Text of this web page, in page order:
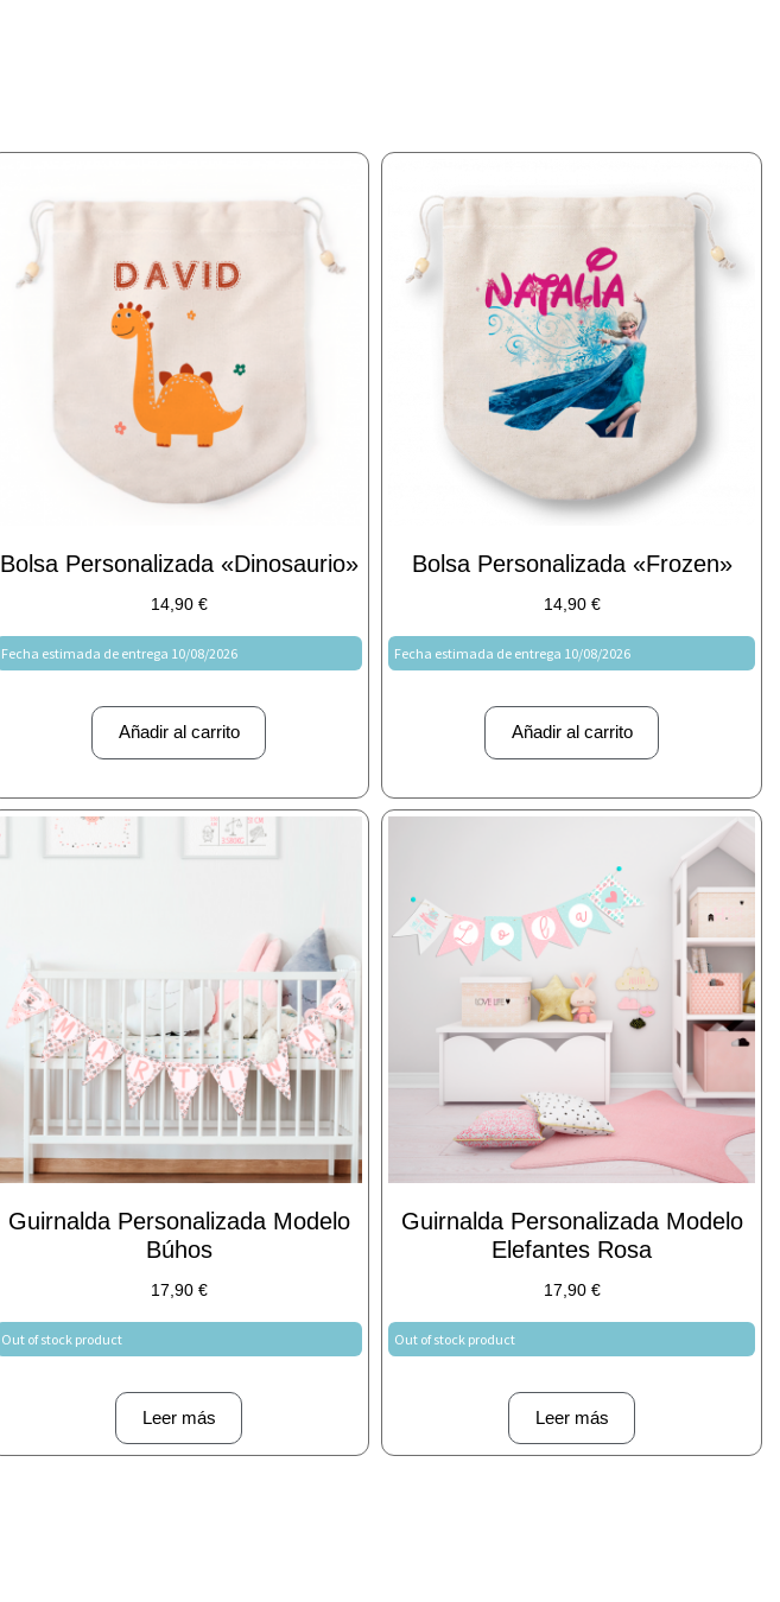
Bolsa Personalizada «Dinosaurio»
14,90 €
Fecha estimada de entrega 10/08/2026
Añadir al carrito
Bolsa Personalizada «Frozen»
14,90 €
Fecha estimada de entrega 10/08/2026
Añadir al carrito
Guirnalda Personalizada Modelo
Búhos
17,90 €
Out of stock product
Leer más
Guirnalda Personalizada Modelo
Elefantes Rosa
17,90 €
Out of stock product
Leer más